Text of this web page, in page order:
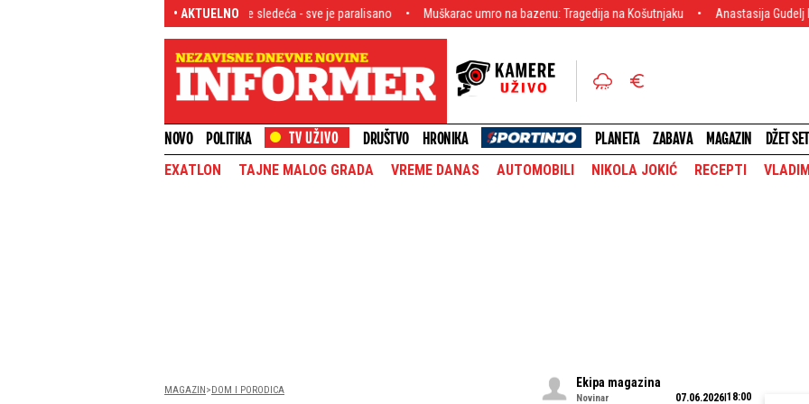
• AKTUELNO
kapije Ukrajine! Delta Dunava je sledeća - sve je paralisano Muškarac umro na bazenu: Tragedija na Košutnjaku Anastasija Gudelj hitno
NOVO POLITIKA DRUŠTVO HRONIKA PLANETA ZABAVA MAGAZIN DŽET SET
EXATLON TAJNE MALOG GRADA VREME DANAS AUTOMOBILI NIKOLA JOKIĆ RECEPTI
MAGAZIN DOM I PORODICA
Ekipa magazina
Novinar 07.06.2026 18:00